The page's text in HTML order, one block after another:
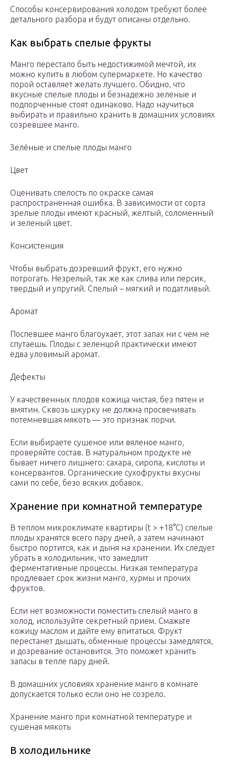
Способы консервирования холодом требуют более
детального разбора и будут описаны отдельно.
Как выбрать спелые фрукты
Манго перестало быть недостижимой мечтой, их
можно купить в любом супермаркете. Но качество
порой оставляет желать лучшего. Обидно, что
вкусные спелые плоды и безнадежно зеленые и
подпорченные стоят одинаково. Надо научиться
выбирать и правильно хранить в домашних условиях
созревшее манго.
Зелёные и спелые плоды манго
Цвет
Оценивать спелость по окраске самая
распространенная ошибка. В зависимости от сорта
зрелые плоды имеют красный, желтый, соломенный
и зеленый цвет.
Консистенция
Чтобы выбрать дозревший фрукт, его нужно
потрогать. Незрелый, так же как слива или персик,
твердый и упругий. Спелый – мягкий и податливый.
Аромат
Поспевшее манго благоухает, этот запах ни с чем не
спутаешь. Плоды с зеленцой практически имеют
едва уловимый аромат.
Дефекты
У качественных плодов кожица чистая, без пятен и
вмятин. Сквозь шкурку не должна просвечивать
потемневшая мякоть — это признак порчи.
Если выбираете сушеное или вяленое манго,
проверяйте состав. В натуральном продукте не
бывает ничего лишнего: сахара, сиропа, кислоты и
консервантов. Органические сухофрукты вкусны
сами по себе, безо всяких добавок.
Хранение при комнатной температуре
В теплом микроклимате квартиры (t > +18°С) спелые
плоды хранятся всего пару дней, а затем начинают
быстро портится, как и дыня на хранении. Их следует
убрать в холодильник, что замедлит
ферментативные процессы. Низкая температура
продлевает срок жизни манго, хурмы и прочих
фруктов.
Если нет возможности поместить спелый манго в
холод, используйте секретный прием. Смажьте
кожицу маслом и дайте ему впитаться. Фрукт
перестанет дышать, обменные процессы замедлятся,
и дозревание остановится. Это поможет хранить
запасы в тепле пару дней.
В домашних условиях хранение манго в комнате
допускается только если оно не созрело.
Хранение манго при комнатной температуре и
сушеная мякоть
В холодильнике